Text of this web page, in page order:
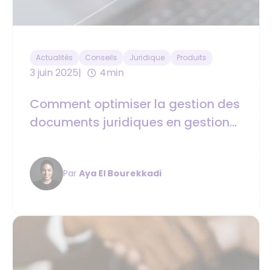
Actualités Conseils Juridique Produits
3 juin 2025 4min
Comment optimiser la gestion des
documents juridiques en gestion
Par Aya El Bourekkadi